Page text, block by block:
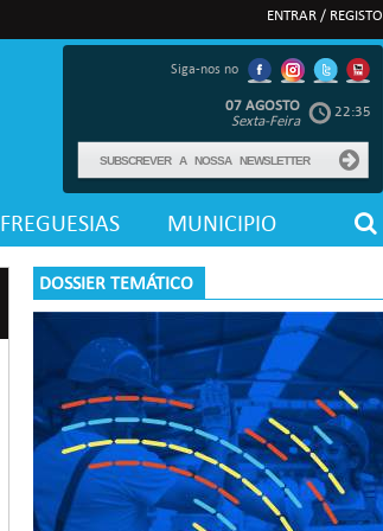
ENTRAR / REGISTO
Siga-nos no
22:35
07 AGOSTO
Sexta-Feira
FREGUESIAS MUNICIPIO
DOSSIER TEMÁTICO